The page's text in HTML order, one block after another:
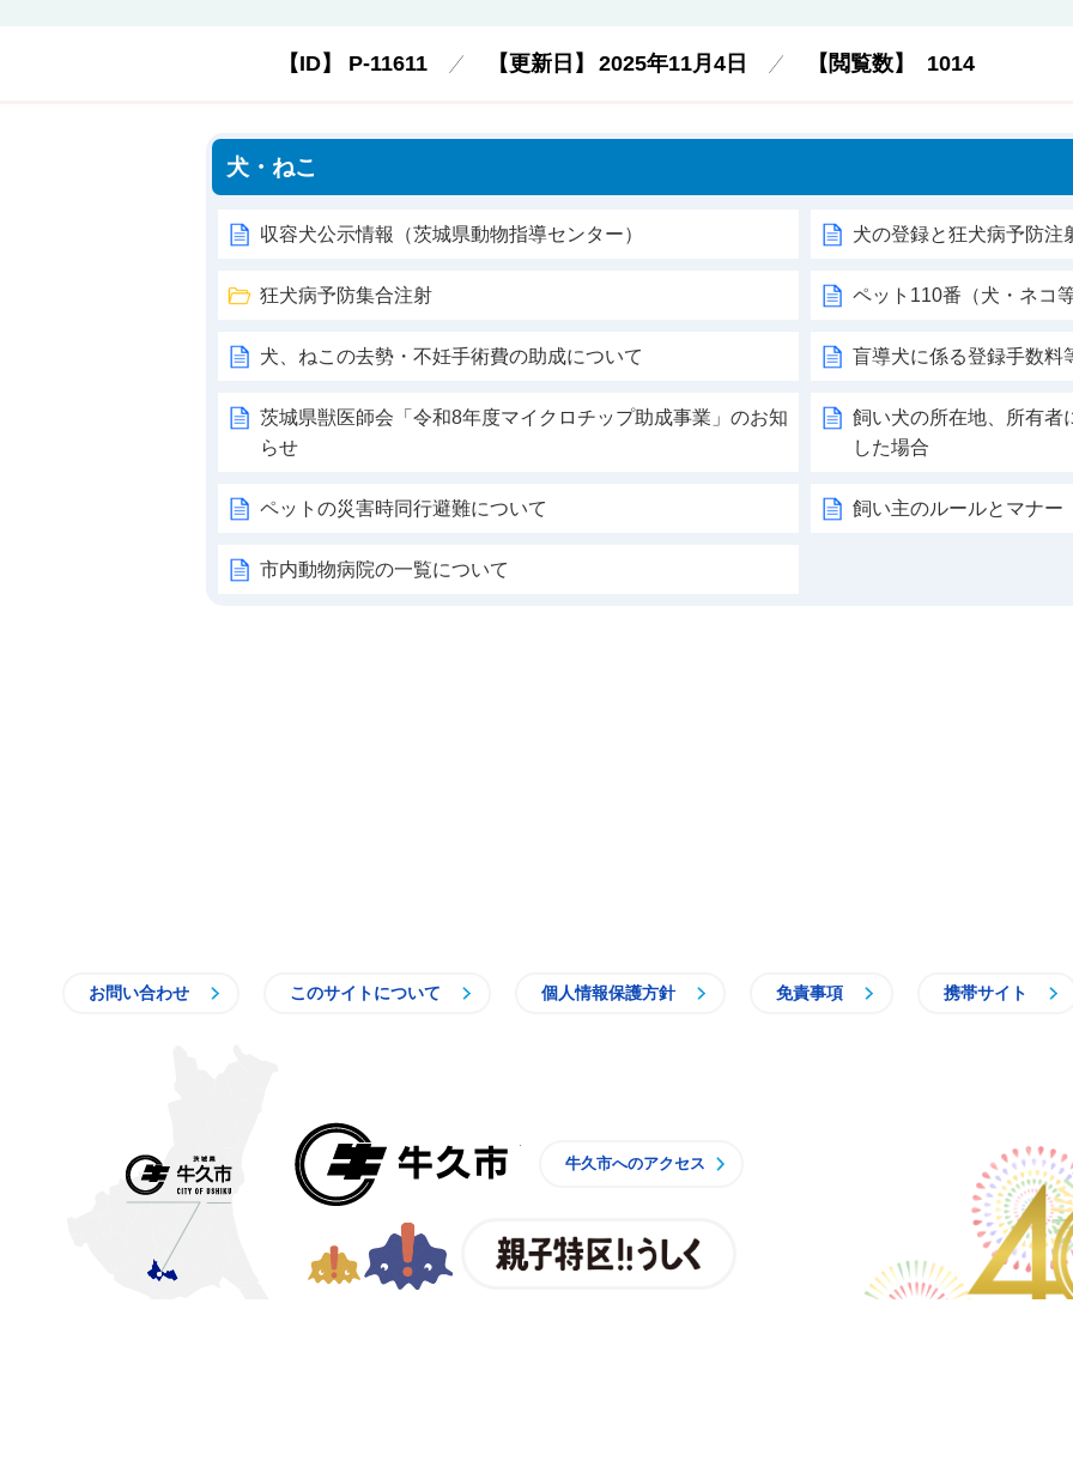
【ID】 P-11611 【更新日】 2025年11月4日 【閲覧数】 1014
犬・ねこ
収容犬公示情報（茨城県動物指導センター） 犬の登録と狂犬病予防注
狂犬病予防集合注射 ペット110番（犬・ネコ
犬、ねこの去勢・不妊手術費の助成について 盲導犬に係る登録手数料
茨城県獣医師会「令和8年度マイクロチップ助成事業」のお知
らせ
飼い犬の所在地、所有者
した場合
ペットの災害時同行避難について 飼い主のルールとマナー
市内動物病院の一覧について
お問い合わせ このサイトについて 個人情報保護方針 免責事項 携帯サイト
牛久市へのアクセス